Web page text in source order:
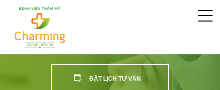
ĐẶT LỊCH TƯ VẤN